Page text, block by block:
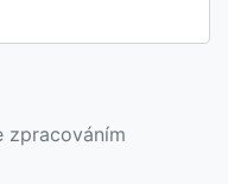
zpracováním